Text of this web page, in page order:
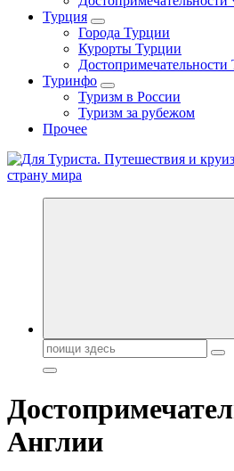
Турция
Города Турции
Курорты Турции
Достопримечательности
Туринфо
Туризм в России
Туризм за рубежом
Прочее
Новости туризма, куда поехать на
Поиск:
Англии